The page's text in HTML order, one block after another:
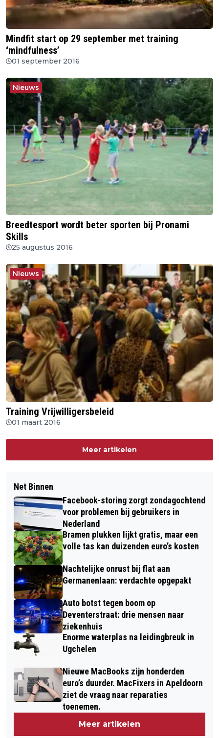
Mindfit start op 29 september met training
‘mindfulness’
01 september 2016
Nieuws
Breedtesport wordt beter sporten bij Pronami
Skills
25 augustus 2016
Nieuws
Training Vrijwilligersbeleid
01 maart 2016
Meer artikelen
Net Binnen
Facebook-storing zorgt zondagochtend
voor problemen bij gebruikers in
Nederland
Bramen plukken lijkt gratis, maar een
volle tas kan duizenden euro’s kosten
Nachtelijke onrust bij flat aan
Germanenlaan: verdachte opgepakt
Auto botst tegen boom op
Deventerstraat: drie mensen naar
ziekenhuis
Enorme waterplas na leidingbreuk in
Ugchelen
Nieuwe MacBooks zijn honderden
euro’s duurder. MacFixers in Apeldoorn
ziet de vraag naar reparaties
toenemen.
Meer artikelen